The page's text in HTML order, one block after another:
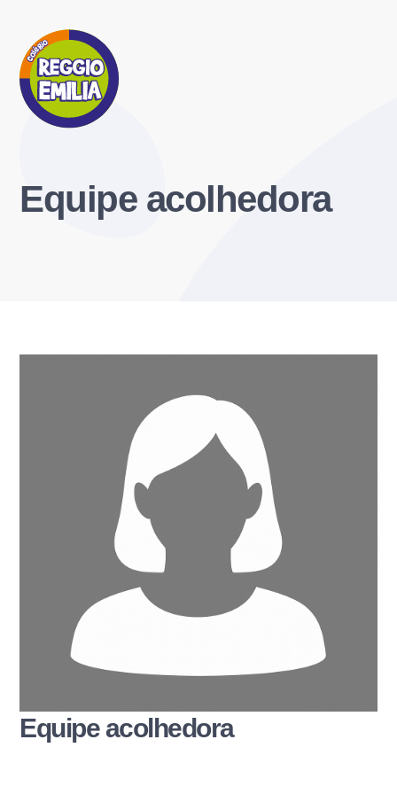
Equipe acolhedora
Equipe acolhedora